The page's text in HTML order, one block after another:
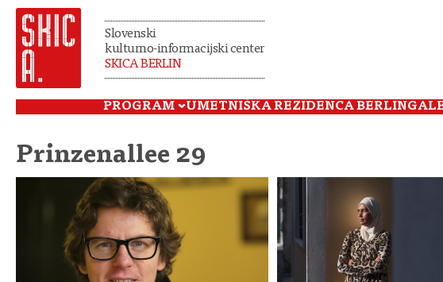
Slovenski
kulturno-informacijski center
SKICA BERLIN
PROGRAM UMETNIŠKA REZIDENCA BERLIN
Prinzenallee 29